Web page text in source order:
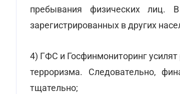
пребывания физических лиц.
зарегистрированных в других
4) ГФС и Госфинмониторинг
терроризма. Следовательно,
тщательно;